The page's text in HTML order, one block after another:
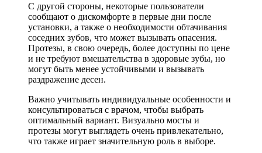
С другой стороны, некоторые пользователи
сообщают о дискомфорте в первые дни после
установки, а также о необходимости обтачивания
соседних зубов, что может вызывать опасения.
Протезы, в свою очередь, более доступны по цене
и не требуют вмешательства в здоровые зубы, но
могут быть менее устойчивыми и вызывать
раздражение десен.
Важно учитывать индивидуальные особенности и
консультироваться с врачом, чтобы выбрать
оптимальный вариант. Визуально мосты и
протезы могут выглядеть очень привлекательно,
что также играет значительную роль в выборе.